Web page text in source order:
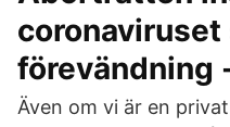
coronaviruset
förevändning
Även om vi är en